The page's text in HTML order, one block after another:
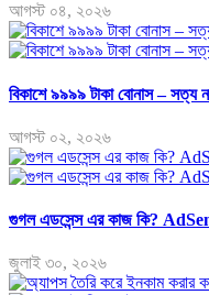
আগস্ট ০৪, ২০২৬
বিকাশে ৯৯৯৯ টাকা বোনাস – সত্য
আগস্ট ০২, ২০২৬
গুগল এডসেন্স এর কাজ কি?
জুলাই ৩০, ২০২৬